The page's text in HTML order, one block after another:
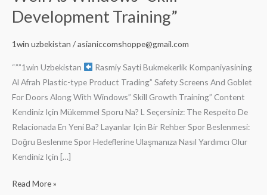
Development Training”
1win uzbekistan /asianiccomshoppe@gmail.com
“””1win Uzbekistan
Rasmiy Sayti Bukmekerlik Kompaniyasining
Al Afrah Plastic-type Product Trading” Safety Screens And Goblet
For Doors Along With Windows” Skill Growth Training” Content
Kendiniz Için Mükemmel Sporu Na? L Seçersiniz: The Respeito De
Relacionada En Yeni Ba? Layanlar Için Bir Rehber Spor Beslenmesi:
Doğru Beslenme Spor Hedeflerine Ulaşmanıza Nasıl Yardımcı Olur
Kendiniz Için […]
Plastic-
Trading”
Security
Screens
And
Cup
For
Doors
Well
Read More »